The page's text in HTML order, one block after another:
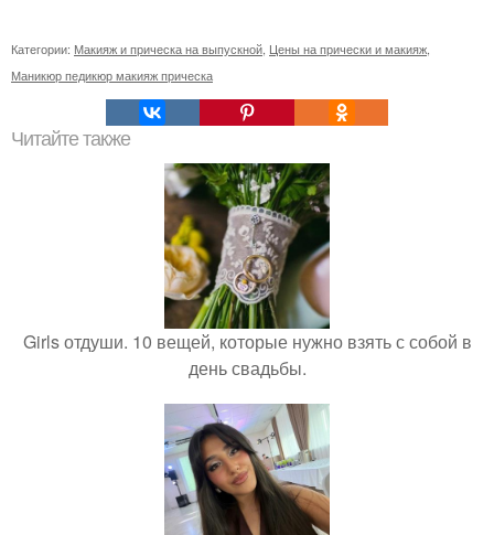
Категории: Макияж и прическа на выпускной Цены на прически и макияж
Маникюр педикюр макияж прическа
Читайте также
Girls отдуши. 10 вещей, которые нужно взять с собой в
день свадьбы.